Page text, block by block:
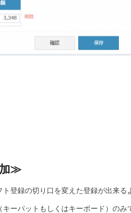
≫
登録の切り口を変えた登録が出来る
ーパットもしくはキーボード）の